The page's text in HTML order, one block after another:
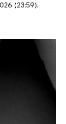
(23:59).